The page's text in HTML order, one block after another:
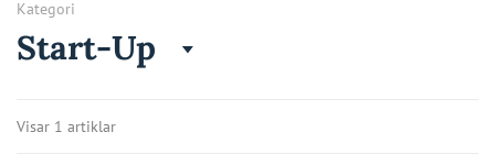
Kategori
Start-Up
Visar 1 artiklar